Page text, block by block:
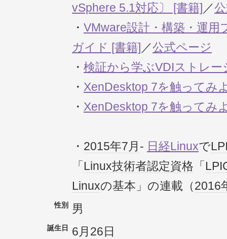
vSphere 5.1対応〕 [書籍] ／
・ VMware設計・構築・運
ガイド [書籍] ／公式ページ
・ 検証から学ぶVDIストレー
・ XenDesktop 7を触ってみ
・ XenDesktop 7を触ってみ
・ 2015年7月 - 日経Linuxで
「 Linux技術者認定資格 「
Linuxの基本」の連載（2016
性別 男
誕生日 6月26日